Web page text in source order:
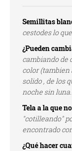
Semillitas
cestodes lo
¿Pueden
cambiando de
color (tambien
solido , de los
noche sin
Tela a la que
"cotilleando"
encontrado
¿Qué hacer